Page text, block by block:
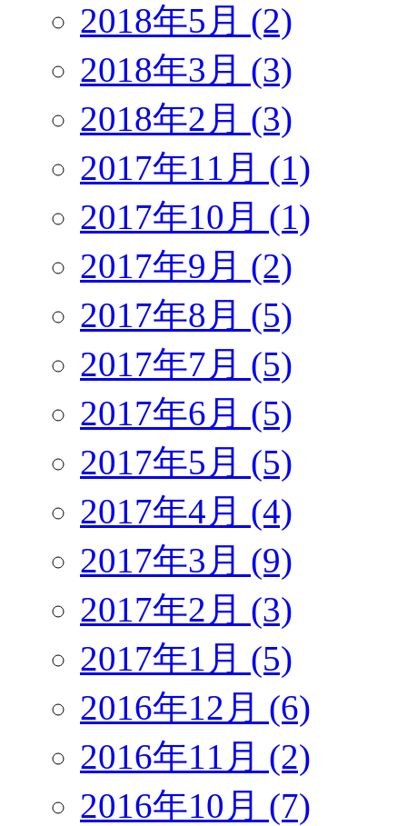
2018年5月 (2)
2018年3月 (3)
2018年2月 (3)
2017年11月 (1)
2017年10月 (1)
2017年9月 (2)
2017年8月 (5)
2017年7月 (5)
2017年6月 (5)
2017年5月 (5)
2017年4月 (4)
2017年3月 (9)
2017年2月 (3)
2017年1月 (5)
2016年12月 (6)
2016年11月 (2)
2016年10月 (7)